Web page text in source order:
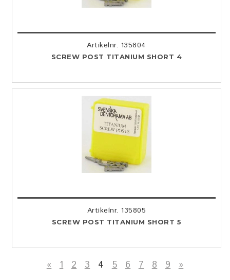
Artikelnr. 135804
SCREW POST TITANIUM SHORT 4
Artikelnr. 135805
SCREW POST TITANIUM SHORT 5
« 1 2 3 4 5 6 7 8 9 »